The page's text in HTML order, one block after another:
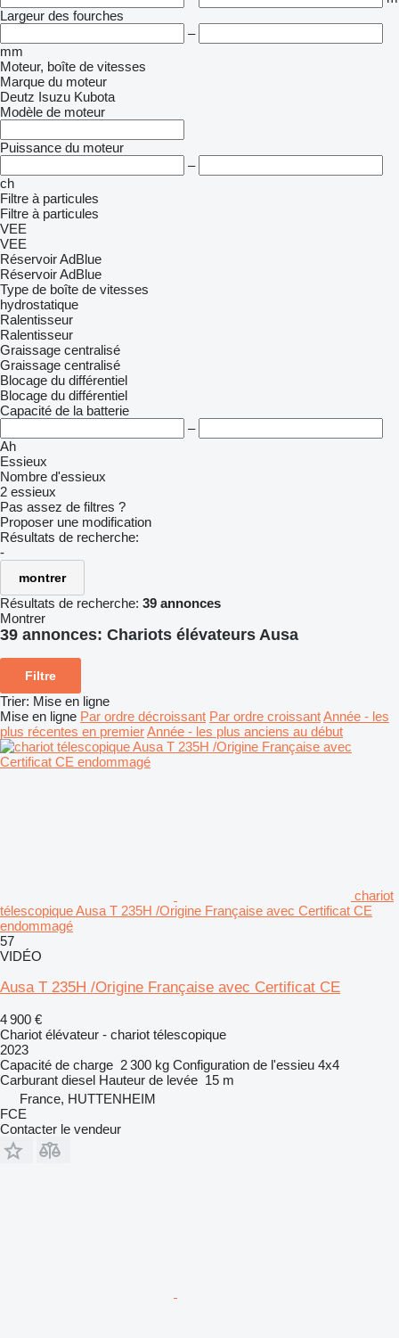
Largeur des fourches
–
mm
Moteur, boîte de vitesses
Marque du moteur
Deutz Isuzu Kubota
Modèle de moteur
Puissance du moteur
–
ch
Filtre à particules
Filtre à particules
VEE
VEE
Réservoir AdBlue
Réservoir AdBlue
Type de boîte de vitesses
hydrostatique
Ralentisseur
Ralentisseur
Graissage centralisé
Graissage centralisé
Blocage du différentiel
Blocage du différentiel
Capacité de la batterie
–
Ah
Essieux
Nombre d'essieux
2 essieux
Pas assez de filtres ?
Proposer une modification
Résultats de recherche:
-
montrer
Résultats de recherche: 39 annonces
Montrer
39 annonces: Chariots élévateurs Ausa
Filtre
Trier: Mise en ligne
Mise en ligne Par ordre décroissant Par ordre croissantAnnée - les
plus récentes en premierAnnée - les plus anciens au début
chariot
télescopique Ausa T 235H /Origine Française avec Certificat CE
endommagé
57
VIDÉO
Ausa T 235H /Origine Française avec Certificat CE
4 900 €
Chariot élévateur - chariot télescopique
2023
Capacité de charge 2 300 kg Configuration de l'essieu 4x4
Carburant diesel Hauteur de levée 15 m
France, HUTTENHEIM
FCE
Contacter le vendeur